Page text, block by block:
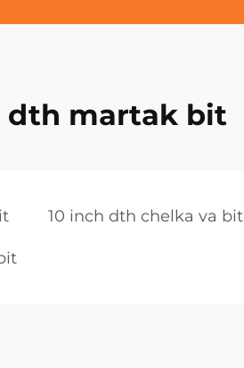
dth martak bit
10 inch dth chelka va bit